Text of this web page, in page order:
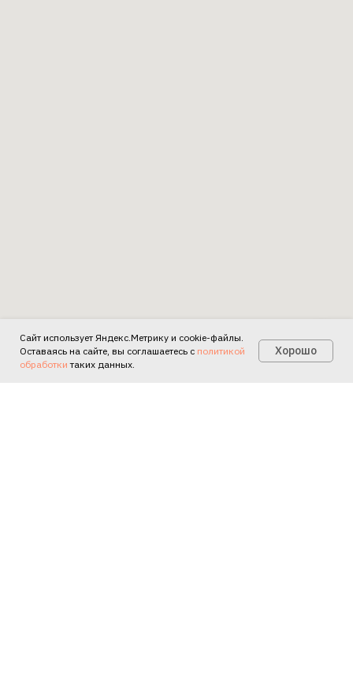
Есть вопросы?
Сайт использует Яндекс.Метрику и cookie-файлы.
Оставаясь на сайте, вы соглашаетесь с политикой
обработки таких данных.
Хорошо